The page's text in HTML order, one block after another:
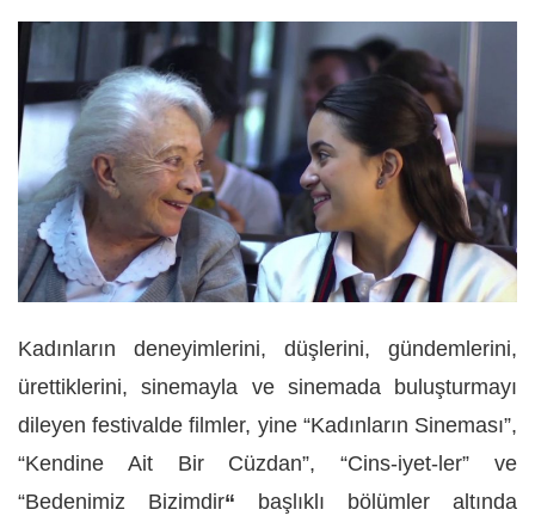
Kadınların deneyimlerini, düşlerini, gündemlerini,
ürettiklerini, sinemayla ve sinemada buluşturmayı
dileyen festivalde filmler, yine “Kadınların Sineması”,
“Kendine Ait Bir Cüzdan”, “Cins-iyet-ler” ve
“Bedenimiz Bizimdir“ başlıklı bölümler altında